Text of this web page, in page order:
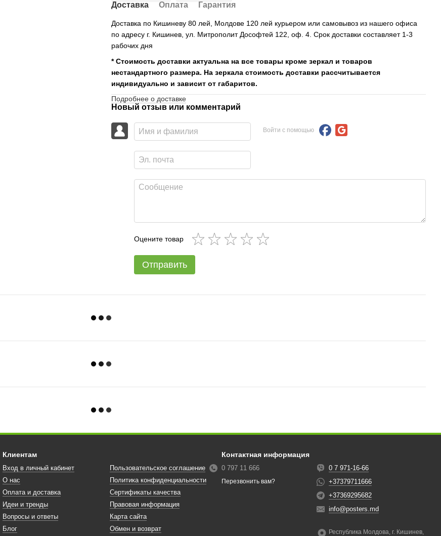
Доставка Оплата Гарантия
Доставка по Кишиневу 80 лей, Молдове 120 лей курьером или самовывоз из нашего офиса
по адресу г. Кишинев, ул. Митрополит Дософтей 122, оф. 4. Срок доставки составляет 1-3
рабочих дня
* Стоимость доставки актуальна на все товары кроме зеркал и товаров
нестандартного размера. На зеркала стоимость доставки рассчитывается
индивидуально и зависит от габаритов.
Подробнее о доставке
Новый отзыв или комментарий
Войти с помощью
Оцените товар
Отправить
Клиентам
Вход в личный кабинет
О нас
Оплата и доставка
Идеи и тренды
Вопросы и ответы
Блог
Пользовательское соглашение
Политика конфиденциальности
Сертификаты качества
Правовая информация
Карта сайта
Обмен и возврат
Контактная информация
0 797 11 666
Перезвонить вам?
0 7 971-16-66
+37379711666
+37369295682
info@posters.md
Республика Молдова, г. Кишинев,